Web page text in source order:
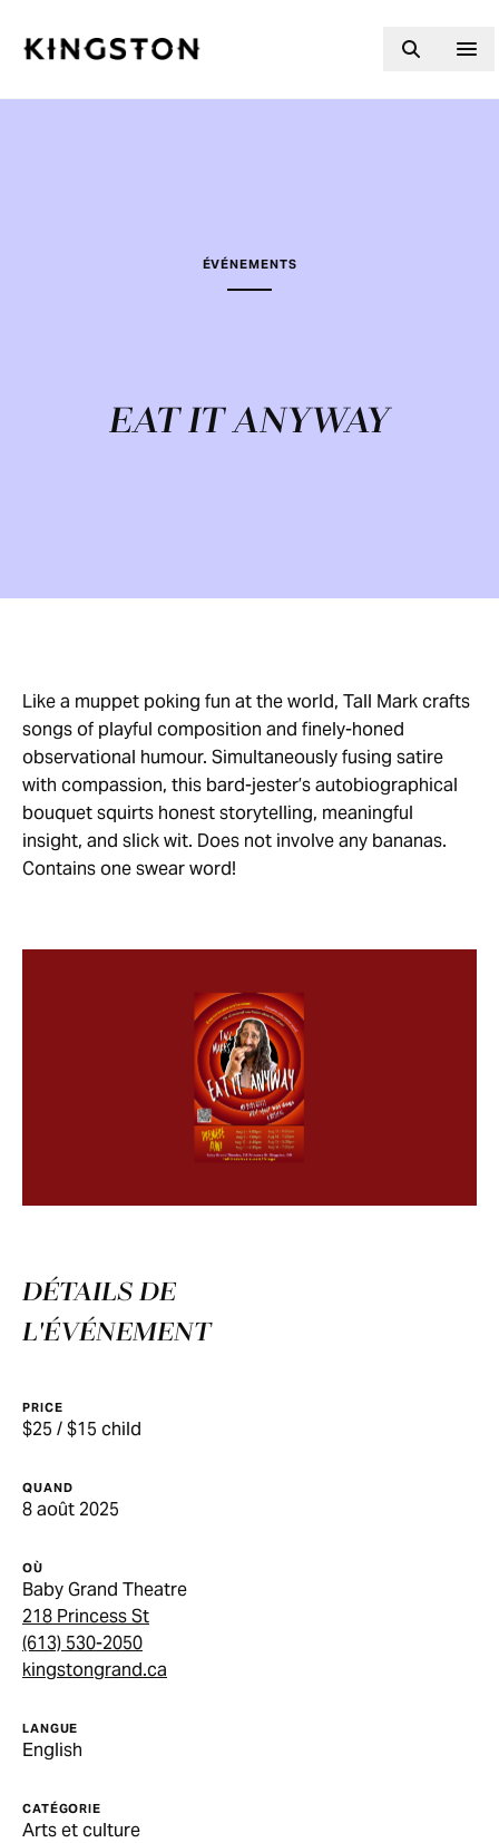
ÉVÉNEMENTS
EAT IT ANYWAY
Like a muppet poking fun at the world, Tall Mark crafts
songs of playful composition and finely-honed
observational humour. Simultaneously fusing satire
with compassion, this bard-jester’s autobiographical
bouquet squirts honest storytelling, meaningful
insight, and slick wit. Does not involve any bananas.
Contains one swear word!
DÉTAILS DE
L'ÉVÉNEMENT
PRICE
$25 / $15 child
QUAND
8 août 2025
OÙ
Baby Grand Theatre
218 Princess St
(613) 530-2050
kingstongrand.ca
LANGUE
English
CATÉGORIE
Arts et culture